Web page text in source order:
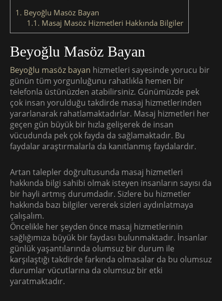
1. Beyoğlu Masöz Bayan
1.1. Masaj Masöz Hizmetleri Hakkında Bilgiler
Beyoğlu Masöz Bayan
Beyoğlu masöz bayan hizmetleri sayesinde yorucu bir
günün tüm yorgunluğunu rahatlıkla hemen bir
telefonla üstünüzden atabilirsiniz. Günümüzde pek
çok insan yorulduğu takdirde masaj hizmetlerinden
yararlanarak rahatlamaktadırlar. Masaj hizmetleri her
geçen gün büyük bir hızla gelişerek de insan
vücudunda pek çok fayda da sağlamaktadır. Bu
faydalar araştırmalarla da kanıtlanmış faydalardır.
Artan talepler doğrultusunda masaj hizmetleri
hakkında bilgi sahibi olmak isteyen insanların sayısı da
bir hayli artmış durumdadır. Sizlere bu hizmetler
hakkında bazı bilgiler vererek sizleri aydınlatmaya
çalışalım.
Öncelikle her şeyden önce masaj hizmetlerinin
sağlığımıza büyük bir faydası bulunmaktadır. İnsanlar
günlük yaşantılarında olumsuz bir durum ile
karşılaştığı takdirde farkında olmasalar da bu olumsuz
durumlar vücutlarına da olumsuz bir etki
yaratmaktadır.